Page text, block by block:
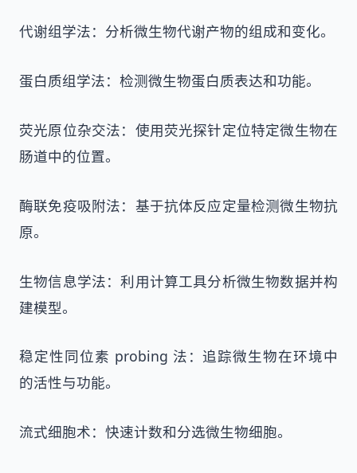
代谢组学法：分析微生物代谢产物的组成和变化。
蛋白质组学法：检测微生物蛋白质表达和功能。
荧光原位杂交法：使用荧光探针定位特定微生物在
肠道中的位置。
酶联免疫吸附法：基于抗体反应定量检测微生物抗
原。
生物信息学法：利用计算工具分析微生物数据并构
建模型。
稳定性同位素 probing 法：追踪微生物在环境中
的活性与功能。
流式细胞术：快速计数和分选微生物细胞。